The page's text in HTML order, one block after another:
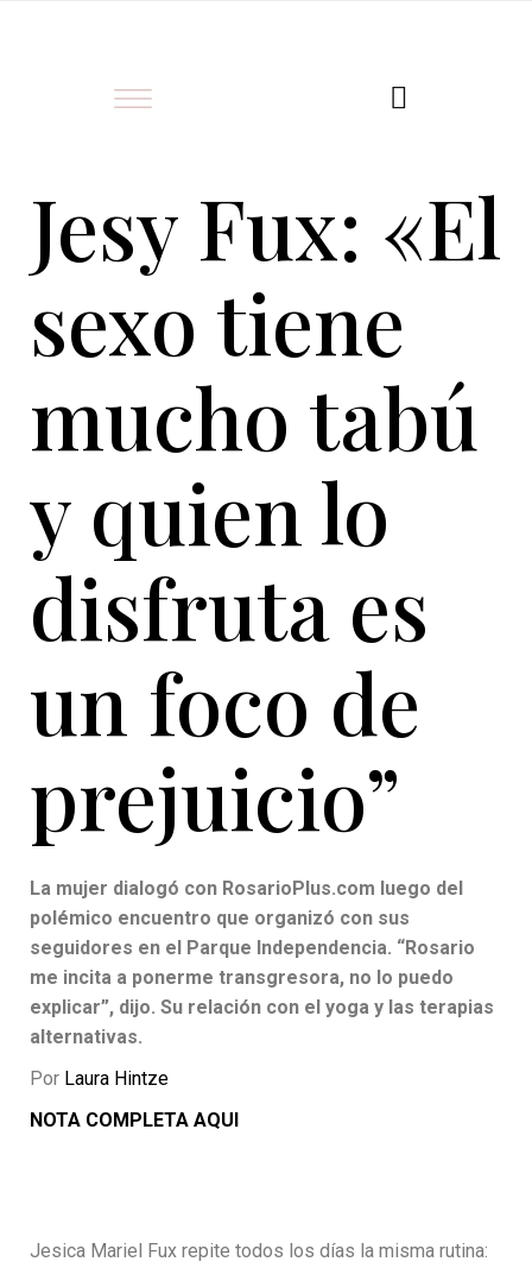
Jesy Fux: «El
sexo tiene
mucho tabú
y quien lo
disfruta es
un foco de
prejuicio”
La mujer dialogó con RosarioPlus.com luego del
polémico encuentro que organizó con sus
seguidores en el Parque Independencia. “Rosario
me incita a ponerme transgresora, no lo puedo
explicar”, dijo. Su relación con el yoga y las terapias
alternativas.
Por Laura Hintze
NOTA COMPLETA AQUI
Jesica Mariel Fux repite todos los días la misma rutina: